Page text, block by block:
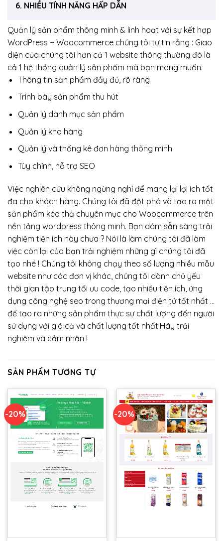
6. NHIỀU TÍNH NĂNG HẤP DẪN
Quản lý sản phẩm thông minh & linh hoạt với sự kết hợp
WordPress + Woocommerce chúng tôi tự tin rằng : Giao
diện của chúng tôi hơn cả 1 website thông thường đó là
cả 1 hệ thống quản lý sản phẩm mà bạn mong muốn.
Thông tin sản phẩm đầy đủ, rõ ràng
Trình bày sản phẩm thu hút
Quản lý danh mục sản phẩm
Quản lý kho hàng
Quản lý và thống kê đơn hàng thông minh
Tùy chỉnh, hỗ trợ SEO
Việc nghiên cứu không ngừng nghỉ để mang lại lợi ích tốt
đa cho khách hàng. Chúng tôi đã đột phá và tạo ra một
sản phẩm kéo thả chuyên mục cho Woocommerce trên
nền tảng wordpress thông minh. Bạn dám sẵn sàng trải
nghiệm tiện ích này chưa ? Nói là làm chúng tôi đã làm
việc còn lại của bạn trải nghiệm những gì chúng tôi đã
tạo nhé ! Chúng tôi không chạy theo số lượng nhiều mẫu
website như các đơn vị khác, chúng tôi dành chủ yếu
thời gian tập trung tối ưu code, tạo nhiều tiện ích, ứng
dựng công nghệ seo trong thương mại điện tử tốt nhất …
để tạo ra những sản phẩm thực sự chất lượng đến người
sử dụng với giá cả và chất lượng tốt nhất.Hãy trải
nghiệm và cảm nhận !
SẢN PHẨM TƯƠNG TỰ
-20% -20%